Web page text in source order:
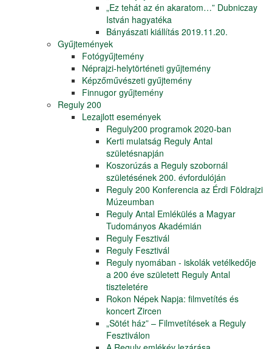
„Ez tehát az én akaratom…” Dubniczay
István hagyatéka
Bányászati kiállítás 2019.11.20.
Gyűjtemények
Fotógyűjtemény
Néprajzi-helytörténeti gyűjtemény
Képzőművészeti gyűjtemény
Finnugor gyűjtemény
Reguly 200
Lezajlott események
Reguly200 programok 2020-ban
Kerti mulatság Reguly Antal
születésnapján
Koszorúzás a Reguly szobornál
születésének 200. évfordulóján
Reguly 200 Konferencia az Érdi Földrajzi
Múzeumban
Reguly Antal Emlékülés a Magyar
Tudományos Akadémián
Reguly Fesztivál
Reguly Fesztivál
Reguly nyomában - iskolák vetélkedője
a 200 éve született Reguly Antal
tiszteletére
Rokon Népek Napja: filmvetítés és
koncert Zircen
„Sötét ház” – Filmvetítések a Reguly
Fesztiválon